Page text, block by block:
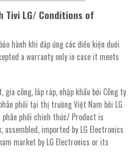
Tivi LG/ Conditions of
hành khi đáp ứng các điều kiện dưới
a warranty only in case it meets
gia công, lắp ráp, nhập khẩu bởi Công ty
phối tại thị trường Việt Nam bởi LG
phân phối chính thức/ Product is
assembled, imported by LG Electronics
market by LG Electronics or its